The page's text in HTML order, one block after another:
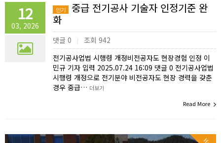
12
03, 2026
인기
중급 전기공사 기술자 인정기준 완
화
댓글 0 |
조회 942
전기공사업법 시행령 개정비전공자도 현장경험 인정 이
민규 기자 입력 2025.07.24 16:09 댓글 0 전기공사업법
시행령 개정으로 전기분야 비전공자도 현장 경력을 갖춘
경우 중급… 더보기
Read More